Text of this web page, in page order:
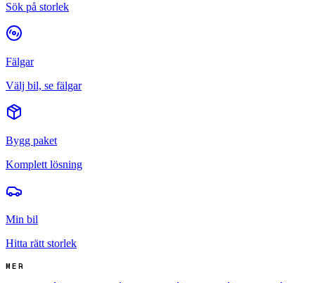
Sök på storlek
Fälgar
Välj bil, se fälgar
Bygg paket
Komplett lösning
Min bil
Hitta rätt storlek
MER